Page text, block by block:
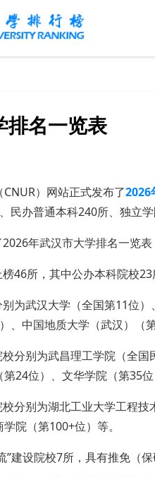
排名一览表
CNUR）网站正式发布了2026
民办普通本科240所、 独立
年武汉市大学排名一览表
46所，其中公办本科院校
为武汉大学（全国第11位
、中国地质大学（武汉）（
分别为武昌理工学院（全
24位）、文华学院（第35位
分别为湖北工业大学工程
院（第100+位）等。
建设院校7所，具有推免（